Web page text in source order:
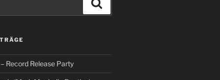
Record Release Party